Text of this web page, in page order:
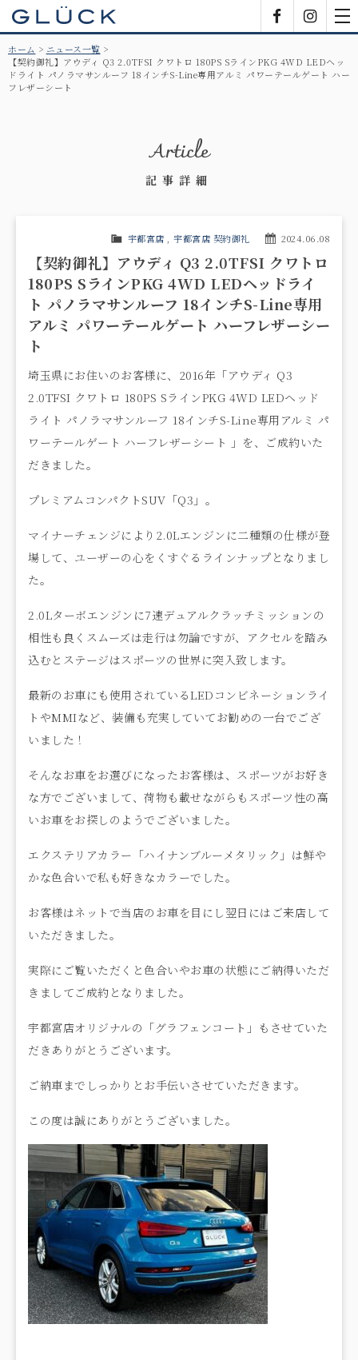
ホーム
ニュース一覧
【契約御礼】アウディ Q3 2.0TFSI クワトロ 180PS SラインPKG 4WD LEDヘッ
ドライト パノラマサンルーフ 18インチS-Line専用アルミ パワーテールゲート ハー
フレザーシート
Article
記事詳細
2024.06.08
宇都宮店 宇都宮店 契約御礼
【契約御礼】アウディ Q3 2.0TFSI クワトロ
180PS SラインPKG 4WD LEDヘッドライ
ト パノラマサンルーフ 18インチS-Line専用
アルミ パワーテールゲート ハーフレザーシー
ト
埼玉県にお住いのお客様に、2016年「アウディ Q3
2.0TFSI クワトロ 180PS SラインPKG 4WD LEDヘッド
ライト パノラマサンルーフ 18インチS-Line専用アルミ パ
ワーテールゲート ハーフレザーシート 」を、ご成約いた
だきました。
プレミアムコンパクトSUV「Q3」。
マイナーチェンジにより2.0Lエンジンに二種類の仕様が登
場して、ユーザーの心をくすぐるラインナップとなりまし
た。
2.0Lターボエンジンに7速デュアルクラッチミッションの
相性も良くスムーズは走行は勿論ですが、アクセルを踏み
込むとステージはスポーツの世界に突入致します。
最新のお車にも使用されているLEDコンビネーションライ
トやMMIなど、装備も充実していてお勧めの一台でござ
いました！
そんなお車をお選びになったお客様は、スポーツがお好き
な方でございまして、荷物も載せながらもスポーツ性の高
いお車をお探しのようでございました。
エクステリアカラー「ハイナンブルーメタリック」は鮮や
かな色合いで私も好きなカラーでした。
お客様はネットで当店のお車を目にし翌日にはご来店して
いただきました。
実際にご覧いただくと色合いやお車の状態にご納得いただ
きましてご成約となりました。
宇都宮店オリジナルの「グラフェンコート」もさせていた
だきありがとうございます。
ご納車までしっかりとお手伝いさせていただきます。
この度は誠にありがとうございました。